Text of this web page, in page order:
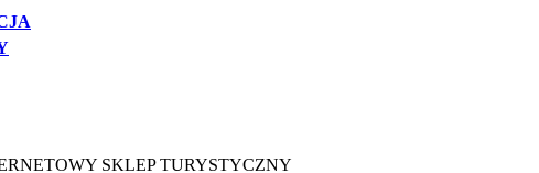
SKLEP TURYSTYCZNY